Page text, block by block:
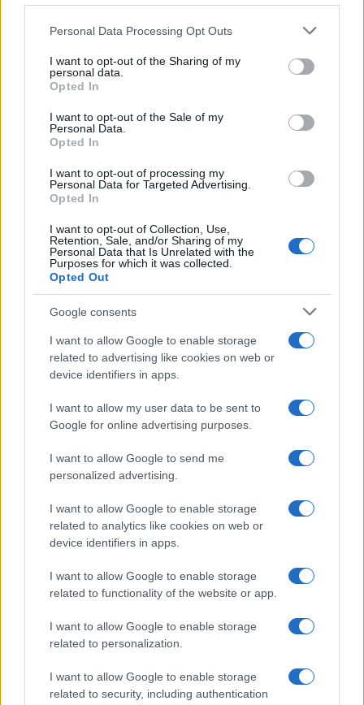
This information may also be disclosed by us to third parties
disclose it to other third parties.
Please note that this website/app uses one or more Google
services and may gather and store information including but
not limited to your visit or usage behaviour. You may click to
grant or deny consent to Google and its third-party tags to
consent section.
Personal Data Processing Opt Outs
I want to opt-out of the Sharing of my
personal data.
Opted In
I want to opt-out of the Sale of my
Personal Data.
Opted In
I want to opt-out of processing my
Personal Data for Targeted Advertising.
Opted In
I want to opt-out of Collection, Use,
Retention, Sale, and/or Sharing of my
Personal Data that Is Unrelated with the
Purposes for which it was collected.
Opted Out
Google consents
I want to allow Google to enable storage
related to advertising like cookies on web or
device identifiers in apps.
I want to allow my user data to be sent to
Google for online advertising purposes.
I want to allow Google to send me
personalized advertising.
I want to allow Google to enable storage
related to analytics like cookies on web or
device identifiers in apps.
I want to allow Google to enable storage
related to functionality of the website or app.
I want to allow Google to enable storage
related to personalization.
I want to allow Google to enable storage
related to security, including authentication